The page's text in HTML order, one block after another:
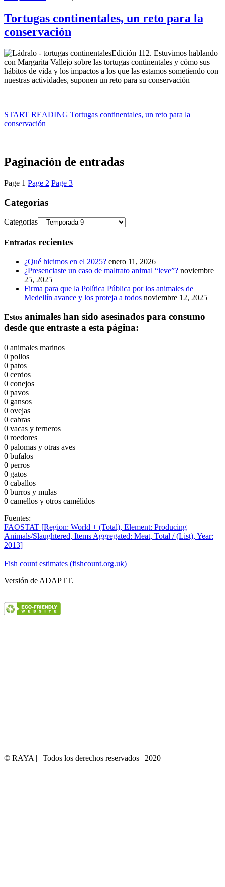
Tortugas continentales, un reto para la
conservación
Edición 112. Estuvimos hablando
con Margarita Vallejo sobre las tortugas continentales y cómo sus
hábitos de vida y los impactos a los que las estamos sometiendo con
nuestras actividades, suponen un reto para su conservación
START READING Tortugas continentales, un reto para la
conservación
Paginación de entradas
Page 1 Page 2 Page 3
Categorias
Categorias
Entradas recientes
¿Qué hicimos en el 2025? enero 11, 2026
¿Presenciaste un caso de maltrato animal “leve”? noviembre
25, 2025
Firma para que la Política Pública por los animales de
Medellín avance y los proteja a todos noviembre 12, 2025
Estos animales han sido asesinados para consumo
desde que entraste a esta página:
0 animales marinos
0 pollos
0 patos
0 cerdos
0 conejos
0 pavos
0 gansos
0 ovejas
0 cabras
0 vacas y terneros
0 roedores
0 palomas y otras aves
0 bufalos
0 perros
0 gatos
0 caballos
0 burros y mulas
0 camellos y otros camélidos
Fuentes:
FAOSTAT [Region: World + (Total), Element: Producing
Animals/Slaughtered, Items Aggregated: Meat, Total / (List), Year:
2013]
Fish count estimates (fishcount.org.uk)
Versión de ADAPTT.
© RAYA | | Todos los derechos reservados | 2020